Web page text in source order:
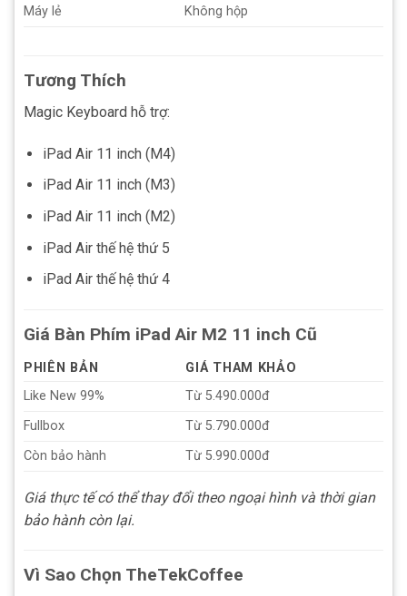
Máy lẻ Không hộp
Tương Thích
Magic Keyboard hỗ trợ:
iPad Air 11 inch (M4)
iPad Air 11 inch (M3)
iPad Air 11 inch (M2)
iPad Air thế hệ thứ 5
iPad Air thế hệ thứ 4
Giá Bàn Phím iPad Air M2 11 inch Cũ
PHIÊN BẢN
GIÁ THAM KHẢO
Like New 99%
Từ 5.490.000đ
Fullbox
Từ 5.790.000đ
Còn bảo hành
Từ 5.990.000đ
Giá thực tế có thể thay đổi theo ngoại hình và thời gian
bảo hành còn lại.
Vì Sao Chọn TheTekCoffee